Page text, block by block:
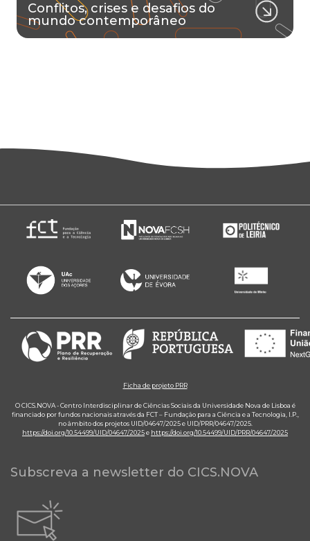
Conflitos, crises e desafios do
mundo contemporâneo
Ficha de projeto PRR
O CICS.NOVA - Centro Interdisciplinar de Ciências Sociais da Universidade Nova de Lisboa é
financiado por fundos nacionais através da FCT – Fundação para a Ciência e a Tecnologia, I.P.,
no âmbito dos projetos UID/04647/2025 e UID/PRR/04647/2025.
https://doi.org/10.54499/UID/04647/2025e https://doi.org/10.54499/UID/PRR/04647/2025
Subscreva a newsletter do CICS.NOVA